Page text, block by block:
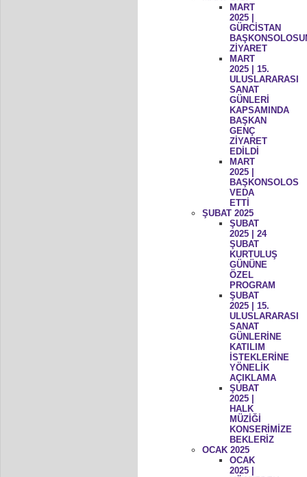
MART
2025 |
GÜRCİSTAN
ZİYARET
MART
2025 | 15.
ULUSLARARASI
SANAT
GÜNLERİ
KAPSAMINDA
BAŞKAN
GENÇ
ZİYARET
EDİLDİ
MART
2025 |
BAŞKONSOLOS
VEDA
ETTİ
ŞUBAT 2025
ŞUBAT
2025 | 24
ŞUBAT
KURTULUŞ
GÜNÜNE
ÖZEL
PROGRAM
ŞUBAT
2025 | 15.
ULUSLARARASI
SANAT
GÜNLERİNE
KATILIM
İSTEKLERİNE
YÖNELİK
AÇIKLAMA
ŞUBAT
2025 |
HALK
MÜZİĞİ
KONSERİMİZE
BEKLERİZ
OCAK 2025
OCAK
2025 |